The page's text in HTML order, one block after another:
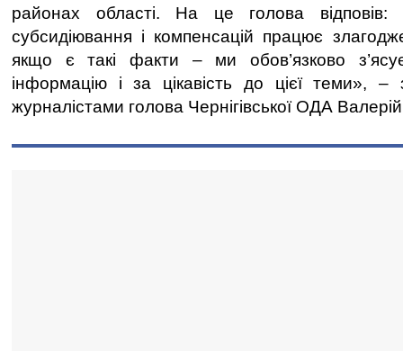
районах області. На це голова відповів:
субсидіювання і компенсацій працює
якщо є такі факти – ми обов’язково
інформацію і за цікавість до цієї теми», –
журналістами голова Чернігівської ОДА Валерій